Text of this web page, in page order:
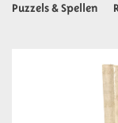
Puzzels & Spellen